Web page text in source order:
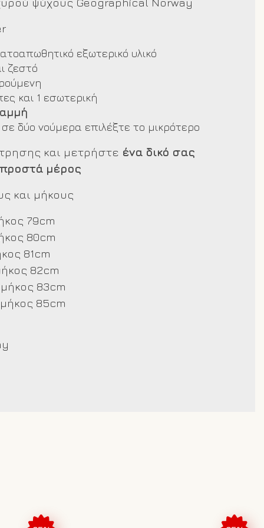
εξωτερικό υλικό
ζεστό
και 1 εσωτερική
δύο νούμερα επιλέξτε το μικρότερο
και μετρήστε ένα δικό σας
μέρος
και μήκους
79cm
80cm
81cm
82cm
83cm
85cm